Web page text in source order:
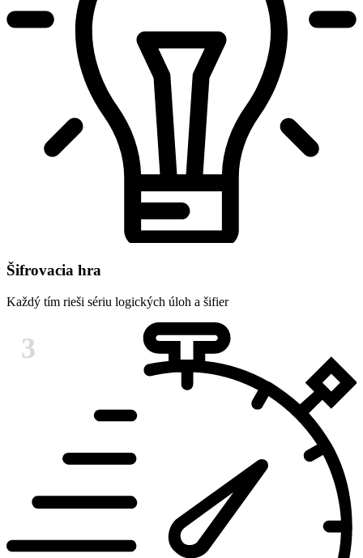
Šifrovacia hra
Každý tím rieši sériu logických úloh a šifier